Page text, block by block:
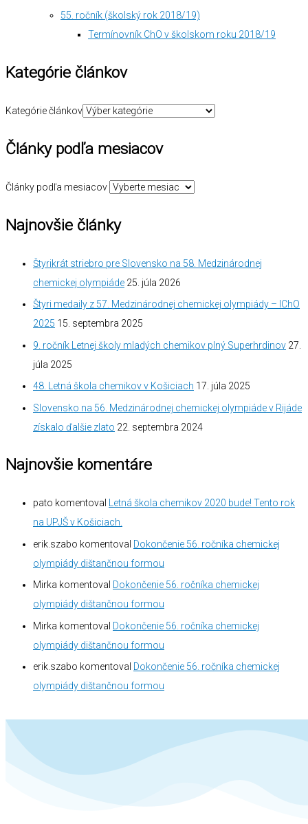
55. ročník (školský rok 2018/19)
Termínovník ChO v školskom roku 2018/19
Kategórie článkov
Kategórie článkov
Články podľa mesiacov
Články podľa mesiacov
Najnovšie články
Štyrikrát striebro pre Slovensko na 58. Medzinárodnej
chemickej olympiáde 25. júla 2026
Štyri medaily z 57. Medzinárodnej chemickej olympiády – IChO
2025 15. septembra 2025
9. ročník Letnej školy mladých chemikov plný Superhrdinov 27.
júla 2025
48. Letná škola chemikov v Košiciach 17. júla 2025
Slovensko na 56. Medzinárodnej chemickej olympiáde v Rijáde
získalo ďalšie zlato 22. septembra 2024
Najnovšie komentáre
pato komentoval Letná škola chemikov 2020 bude! Tento rok
na UPJŠ v Košiciach.
erik.szabo komentoval Dokončenie 56. ročníka chemickej
olympiády dištančnou formou
Mirka komentoval Dokončenie 56. ročníka chemickej
olympiády dištančnou formou
Mirka komentoval Dokončenie 56. ročníka chemickej
olympiády dištančnou formou
erik.szabo komentoval Dokončenie 56. ročníka chemickej
olympiády dištančnou formou